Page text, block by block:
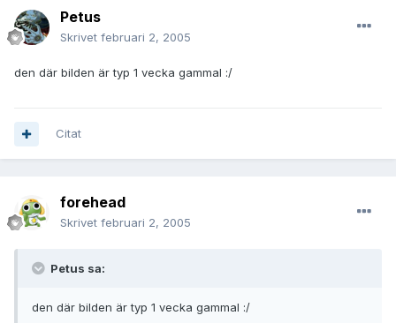
Petus
Skrivet februari 2, 2005
den där bilden är typ 1 vecka gammal :/
Citat
forehead
Skrivet februari 2, 2005
Petus sa:
den där bilden är typ 1 vecka gammal :/